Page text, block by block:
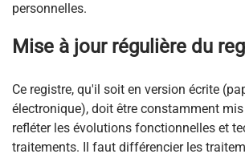
personnelles.
Mise à jour régulière du
Ce registre, qu'il soit en version écrite
électronique), doit être constamment
refléter les évolutions fonctionnelles et
traitements. Il faut différencier les